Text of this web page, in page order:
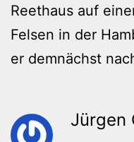
Reethaus auf
Felsen in der
er demnächst
Jürgen